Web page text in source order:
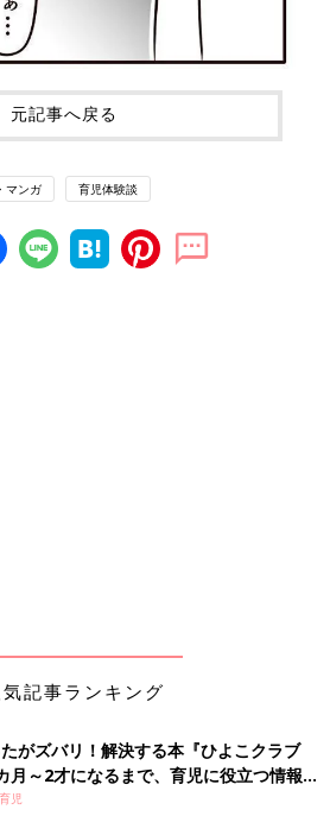
元記事へ戻る
マンガ 育児体験談
記事ランキング
がズバリ！解決する本『ひよこクラブ
～2才になるまで、育児に役立つ情報が
児